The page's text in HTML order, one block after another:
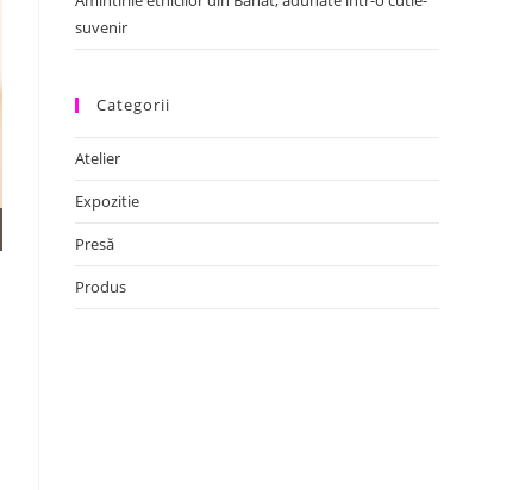
suvenir
Categorii
Atelier
Expozitie
Presă
Produs